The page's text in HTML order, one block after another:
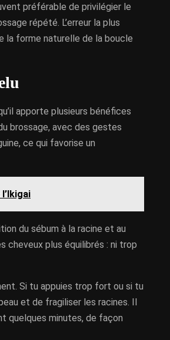
préférable de privilégier le
répété. L’erreur la plus
la forme naturelle de la boucle
apporte plusieurs bénéfices
brossage, avec des gestes
ce qui favorise un
du sébum à la racine et au
cheveux plus équilibrés : ni trop
Si tu appuies trop fort ou si tu
et de fragiliser les racines. Il
quelques minutes, de façon